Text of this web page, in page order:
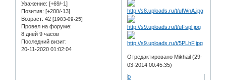
Уважение: [+69/-1]
Позитив: [+200/-13]
Возраст: 42 [1983-09-25]
Провел на форуме:
8 дней 9 часов
Последний визит:
20-11-2020 01:02:04
Отредактировано Mikhail (29-
03-2014 00:45:35)
0